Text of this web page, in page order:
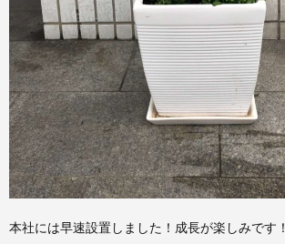
本社には早速設置しました！成長が楽しみです！